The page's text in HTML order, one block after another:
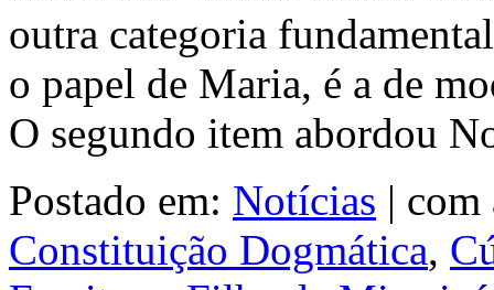
outra categoria
o papel de Maria, é a de
O segundo item abordou
Postado em: Notícias | com
Constituição Dogmática,